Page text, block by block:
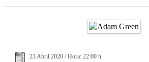
23 Abril 2020 / Hora: 22:00 h.